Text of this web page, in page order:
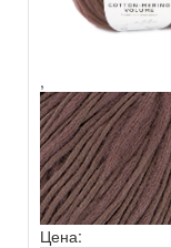
,
Цена: